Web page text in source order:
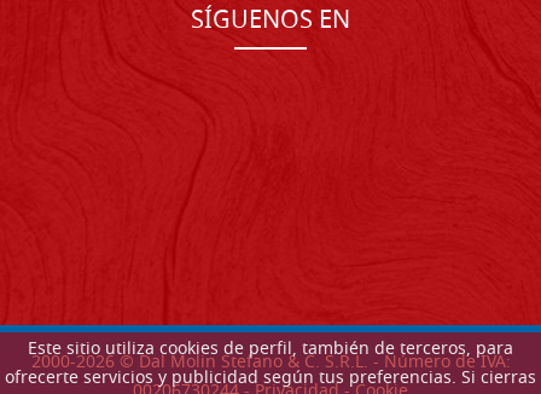
Este sitio utiliza cookies de perfil, también de terceros, para
ofrecerte servicios y publicidad según tus preferencias. Si cierras
SÍGUENOS EN
2000-2026© Dal Molin Stefano & C. S.R.L. - Número de IVA: